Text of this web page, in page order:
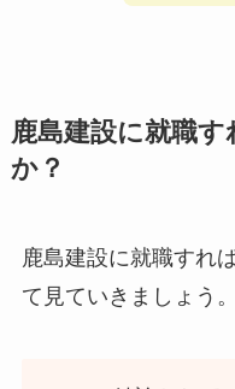
鹿島建設に就職
か？
鹿島建設に就職すれ
て見ていきましょう。